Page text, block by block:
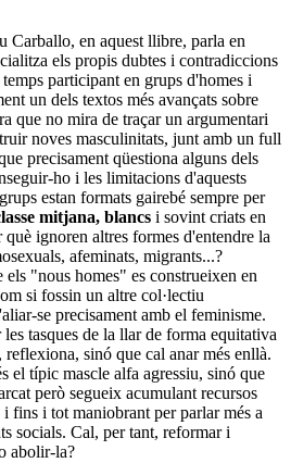
Carballo, en aquest llibre, parla en
els propis dubtes i contradiccions
participant en grups d'homes i
un dels textos més avançats sobre
que no mira de traçar un argumentari
noves masculinitats, junt amb un full
precisament qüestiona alguns dels
ho i les limitacions d'aquests
estan formats gairebé sempre per
mitjana, blancs i sovint criats en
ignoren altres formes d'entendre la
afeminats, migrants...?
els "nous homes" es construeixen en
si fossin un altre col·lectiu
se precisament amb el feminisme.
tasques de la llar de forma equitativa
sinó que cal anar més enllà.
el típic mascle alfa agressiu, sinó que
però segueix acumulant recursos
fins i tot maniobrant per parlar més a
socials. Cal, per tant, reformar i
abolir-la?